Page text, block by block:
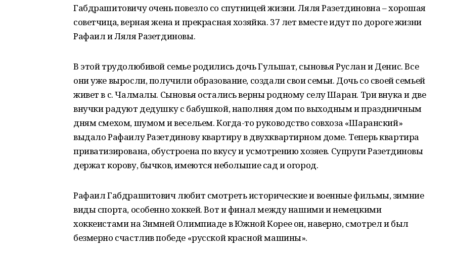
Габдрашитовичу очень повезло со спутницей жизни. Ляля Разетдиновна – хорошая
советчица, верная жена и прекрасная хозяйка. 37 лет вместе идут по дороге жизни
Рафаил и Ляля Разетдиновы.
В этой трудолюбивой семье родились дочь Гульшат, сыновья Руслан и Денис. Все
они уже выросли, получили образование, создали свои семьи. Дочь со своей семьей
живет в с. Чалмалы. Сыновья остались верны родному селу Шаран. Три внука и две
внучки радуют дедушку с бабушкой, наполняя дом по выходным и праздничным
дням смехом, шумом и весельем. Когда-то руководство совхоза «Шаранский»
выдало Рафаилу Разетдинову квартиру в двухквартирном доме. Теперь квартира
приватизирована, обустроена по вкусу и усмотрению хозяев. Супруги Разетдиновы
держат корову, бычков, имеются небольшие сад и огород.
Рафаил Габдрашитович любит смотреть исторические и военные фильмы, зимние
виды спорта, особенно хоккей. Вот и финал между нашими и немецкими
хоккеистами на Зимней Олимпиаде в Южной Корее он, наверно, смотрел и был
безмерно счастлив победе «русской красной машины».